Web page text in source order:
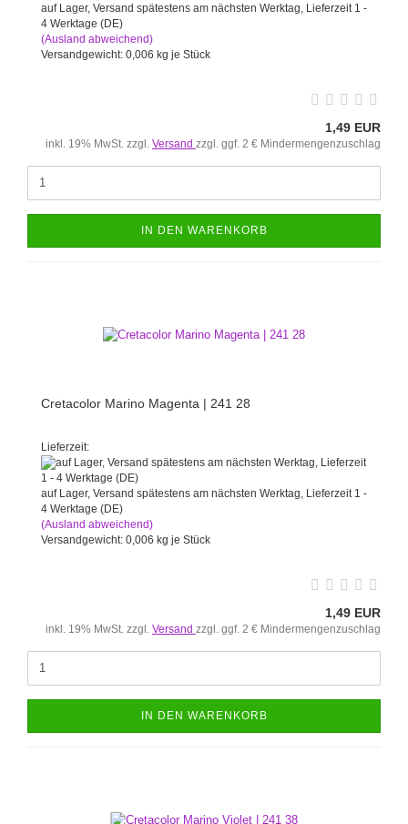
auf Lager, Versand spätestens am nächsten Werktag, Lieferzeit 1 -
4 Werktage (DE)
(Ausland abweichend)
Versandgewicht: 0,006 kg je Stück
1,49 EUR
inkl. 19% MwSt. zzgl. Versand zzgl. ggf. 2 € Mindermengenzuschlag
IN DEN WARENKORB
Cretacolor Marino Magenta | 241 28
Lieferzeit:
auf Lager, Versand spätestens am nächsten Werktag, Lieferzeit 1 -
4 Werktage (DE)
(Ausland abweichend)
Versandgewicht: 0,006 kg je Stück
1,49 EUR
inkl. 19% MwSt. zzgl. Versand zzgl. ggf. 2 € Mindermengenzuschlag
IN DEN WARENKORB